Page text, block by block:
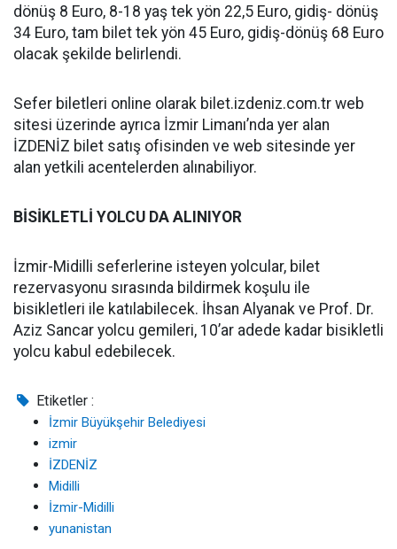
dönüş 8 Euro, 8-18 yaş tek yön 22,5 Euro, gidiş- dönüş
34 Euro, tam bilet tek yön 45 Euro, gidiş-dönüş 68 Euro
olacak şekilde belirlendi.
Sefer biletleri online olarak bilet.izdeniz.com.tr web
sitesi üzerinde ayrıca İzmir Limanı’nda yer alan
İZDENİZ bilet satış ofisinden ve web sitesinde yer
alan yetkili acentelerden alınabiliyor.
BİSİKLETLİ YOLCU DA ALINIYOR
İzmir-Midilli seferlerine isteyen yolcular, bilet
rezervasyonu sırasında bildirmek koşulu ile
bisikletleri ile katılabilecek. İhsan Alyanak ve Prof. Dr.
Aziz Sancar yolcu gemileri, 10’ar adede kadar bisikletli
yolcu kabul edebilecek.
Etiketler :
İzmir Büyükşehir Belediyesi
izmir
İZDENİZ
Midilli
İzmir-Midilli
yunanistan